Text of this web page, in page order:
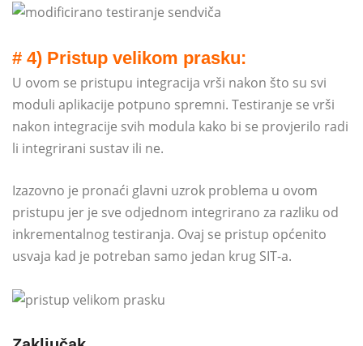
# 4) Pristup velikom prasku:
U ovom se pristupu integracija vrši nakon što su svi
moduli aplikacije potpuno spremni. Testiranje se vrši
nakon integracije svih modula kako bi se provjerilo radi
li integrirani sustav ili ne.
Izazovno je pronaći glavni uzrok problema u ovom
pristupu jer je sve odjednom integrirano za razliku od
inkrementalnog testiranja. Ovaj se pristup općenito
usvaja kad je potreban samo jedan krug SIT-a.